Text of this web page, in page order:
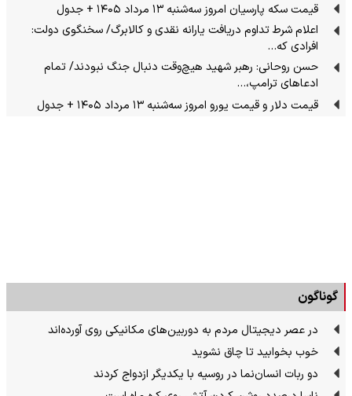
قیمت سکه پارسیان امروز سه‌شنبه ۱۳ مرداد ۱۴۰۵ + جدول
اعلام شرط تداوم دریافت یارانه نقدی و کالابرگ/ سخنگوی دولت:
افرادی که…
حسن روحانی: رهبر شهید هیچ‌وقت دنبال جنگ نبودند/ تمام
ادعاهای ترامپ،…
قیمت دلار و قیمت یورو امروز سه‌شنبه ۱۳ مرداد ۱۴۰۵ + جدول
گوناگون
در عصر دیجیتال مردم به دوربین‌های مکانیکی روی آورده‌اند
خوب بخوابید تا چاق نشوید
دو ربات انسان‌نما در روسیه با یکدیگر ازدواج کردند